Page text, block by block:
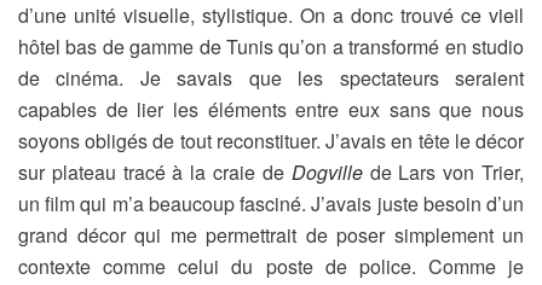
d’une unité visuelle, stylistique. On a donc trouvé ce vieil
hôtel bas de gamme de Tunis qu’on a transformé en studio
de cinéma. Je savais que les spectateurs seraient
capables de lier les éléments entre eux sans que nous
soyons obligés de tout reconstituer. J’avais en tête le décor
sur plateau tracé à la craie de Dogvillede Lars von Trier,
un film qui m’a beaucoup fasciné. J’avais juste besoin d’un
grand décor qui me permettrait de poser simplement un
contexte comme celui du poste de police. Comme je